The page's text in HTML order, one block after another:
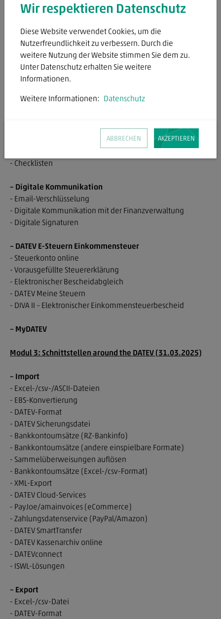
– DATEV DMS
- Dokumentenkorb und Posteingangsassistent
- Suche
- Digitale Jahresabschluss-/Einkommensteuer-
Aufzeichnungen
- Vorgangsmappe
– Digitaler Rechnungsversand
– Vorteile und Nutzen eines QM mit ProCheck
- Checklisten
– Digitale Kommunikation
- Email-Verschlüsselung
- Digitale Kommunikation mit der Finanzverwaltung
- Digitale Signaturen
– DATEV E-Steuern Einkommensteuer
- Steuerkonto online
- Vorausgefüllte Steuererklärung
- Elektronischer Bescheidabgleich
- DATEV Meine Steuern
- DIVA II – Elektronischer Einkommensteuerbescheid
– MyDATEV
Modul 3: Schnittstellen around the DATEV (31.03.2025)
– Import
- Excel-/csv-/ASCII-Dateien
- EBS-Konvertierung
- DATEV-Format
- DATEV Sicherungsdatei
- Bankkontoumsätze (RZ-Bankinfo)
- Bankkontoumsätze (andere einspielbare Formate)
- Sammelüberweisungen auflösen
- Bankkontoumsätze (Excel-/csv-Format)
- XML-Export
- DATEV Cloud-Services
- PayJoe/amainvoices (eCommerce)
- Zahlungsdatenservice (PayPal/Amazon)
- DATEV SmartTransfer
- DATEV Kassenarchiv online
- DATEVconnect
- ISWL-Lösungen
– Export
- Excel-/csv-Datei
- DATEV-Format
Wir respektieren Datenschutz
Diese Website verwendet Cookies, um die
Nutzerfreundlichkeit zu verbessern. Durch die
weitere Nutzung der Website stimmen Sie dem zu.
Unter Datenschutz erhalten Sie weitere
Informationen.
Weitere Informationen: Datenschutz
ABBRECHEN AKZEPTIEREN